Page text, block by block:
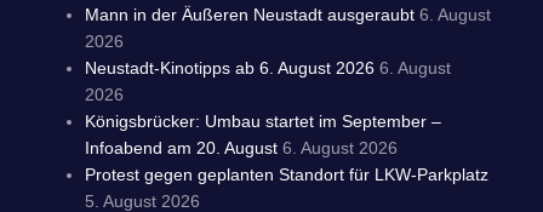
Mann in der Äußeren Neustadt ausgeraubt 6. August
2026
Neustadt-Kinotipps ab 6. August 2026 6. August
2026
Königsbrücker: Umbau startet im September –
Infoabend am 20. August 6. August 2026
Protest gegen geplanten Standort für LKW-Parkplatz
5. August 2026